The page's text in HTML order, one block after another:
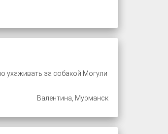
ухаживать за собакой.Могули
Валентина, Мурманск